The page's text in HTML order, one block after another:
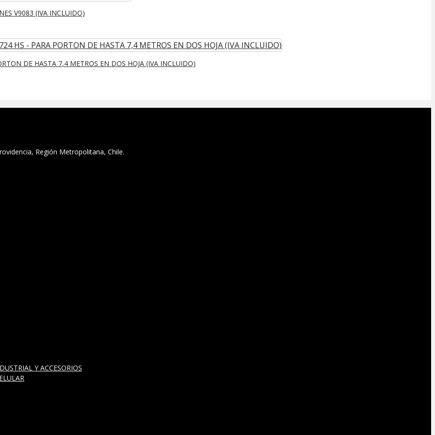
V9083 (IVA INCLUIDO)
DE HASTA 7,4 METROS EN DOS HOJA (IVA INCLUIDO)
Región Metropolitana, Chile.
Y ACCESORIOS